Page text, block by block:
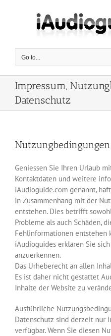
Go to...
Impressum,
Datenschutz
Geniessen Sie Ihren Urlaub
Kontaktdaten und weitere
iAudioguide.com genannt,
in Zusammenhang mit der
entstehen. Dies betrifft
Probleme als auch Schäden,
Fehlinformationen entstehen
iAudioguides erklären Sie
anzuerkennen.
Das Urheberecht an allen
Es ist daher nicht gestattet
Inhalte der Website zu
Ausführliche
Datenschutz sind derzeit nur
verfügbar. Wenn Sie diesen